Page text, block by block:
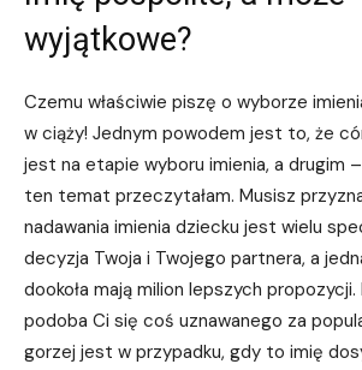
wyjątkowe?
Czemu właściwie piszę o wyborze
w ciąży! Jednym powodem jest to, że
jest na etapie wyboru imienia, a drugim
ten temat przeczytałam. Musisz
nadawania imienia dziecku jest wielu
decyzja Twoja i Twojego partnera, a
dookoła mają milion lepszych propozycji.
podoba Ci się coś uznawanego za
gorzej jest w przypadku, gdy to imię